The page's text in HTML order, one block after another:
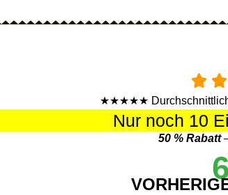
★★★★★
Nur noch 10
50 % Rabatt